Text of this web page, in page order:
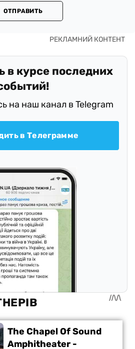
ОТПРАВИТЬ
в курсе последних
на наш канал в Telegram
в Телеграмме